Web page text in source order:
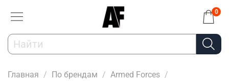
0
Главная По брендам
Armed Forces